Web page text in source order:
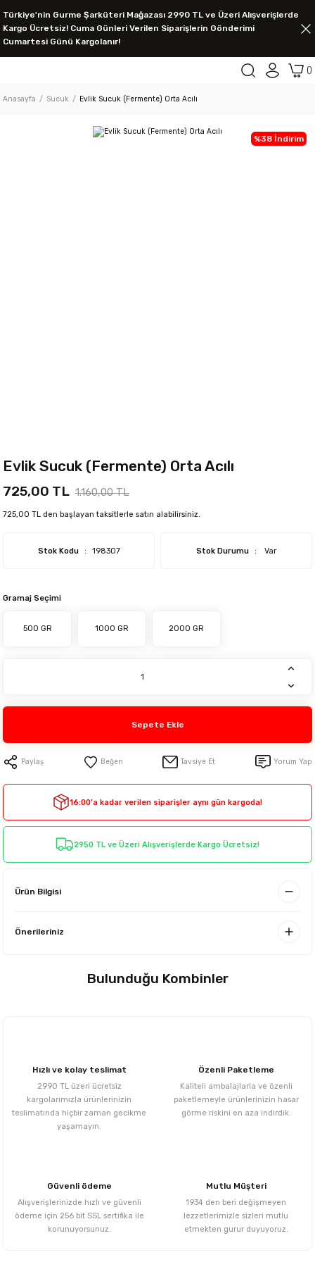
Türkiye'nin Gurme Şarküteri Mağazası 2990 TL ve Üzeri Alışverişlerde
Kargo Ücretsiz! Cuma Günleri Verilen Siparişlerin Gönderimi
Cumartesi Günü Kargolanır!
Anasayfa Sucuk Evlik Sucuk (Fermente) Orta Acılı
%38 İndirim
Evlik Sucuk (Fermente) Orta Acılı
725,00 TL 1.160,00 TL
725,00 TL den başlayan taksitlerle satın alabilirsiniz.
Stok Kodu 198307 Stok Durumu Var
Gramaj Seçimi
500 GR 1000 GR 2000 GR
Sepete Ekle
Paylaş Tavsiye Et Yorum Yap
16:00’a kadar verilen siparişler aynı gün kargoda!
2950 TL ve Üzeri Alışverişlerde Kargo Ücretsiz!
Ürün Bilgisi
Önerileriniz
Bulunduğu Kombinler
Çiçek Bamya Yerli Mahsül
900,00 TL
1.350,00 TL
Hızlı ve kolay teslimat
2990 TL üzeri ücretsiz
kargolarımızla ürünlerinizin
teslimatında hiçbir zaman gecikme
yaşamayın.
Özenli Paketleme
Kaliteli ambalajlarla ve özenli
paketlemeyle ürünlerinizin hasar
görme riskini en aza indirdik.
Güvenli ödeme
Alışverişlerinizde hızlı ve güvenli
ödeme için 256 bit SSL sertifika ile
korunuyorsunuz.
Mutlu Müşteri
1934 den beri değişmeyen
lezzetlerimizle sizleri mutlu
etmekten gurur duyuyoruz.